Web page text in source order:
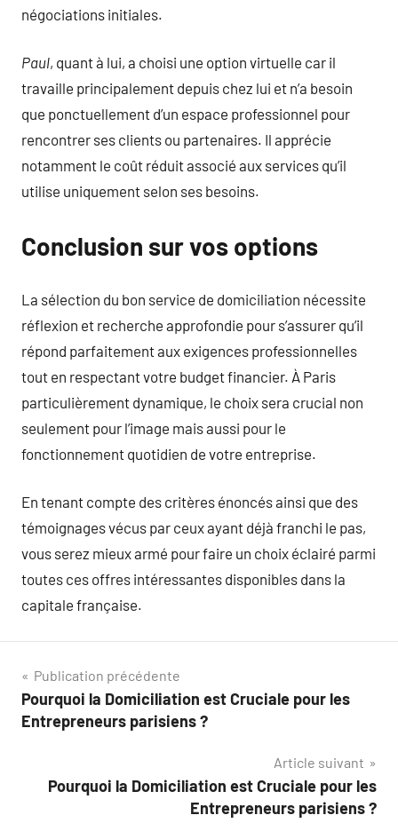
négociations initiales.
Paul, quant à lui, a choisi une option virtuelle car il
travaille principalement depuis chez lui et n’a besoin
que ponctuellement d’un espace professionnel pour
rencontrer ses clients ou partenaires. Il apprécie
notamment le coût réduit associé aux services qu’il
utilise uniquement selon ses besoins.
Conclusion sur vos options
La sélection du bon service de domiciliation nécessite
réflexion et recherche approfondie pour s’assurer qu’il
répond parfaitement aux exigences professionnelles
tout en respectant votre budget financier. À Paris
particulièrement dynamique, le choix sera crucial non
seulement pour l’image mais aussi pour le
fonctionnement quotidien de votre entreprise.
En tenant compte des critères énoncés ainsi que des
témoignages vécus par ceux ayant déjà franchi le pas,
vous serez mieux armé pour faire un choix éclairé parmi
toutes ces offres intéressantes disponibles dans la
capitale française.
Navigation
de
Publication précédente
Pourquoi la Domiciliation est Cruciale pour les
Entrepreneurs parisiens ?
Article suivant
Pourquoi la Domiciliation est Cruciale pour les
Entrepreneurs parisiens ?